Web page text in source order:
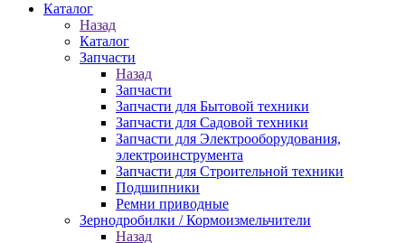
Каталог
Назад
Каталог
Запчасти
Назад
Запчасти
Запчасти для Бытовой техники
Запчасти для Садовой техники
Запчасти для Электрооборудования,
электроинструмента
Запчасти для Строительной техники
Подшипники
Ремни приводные
Зернодробилки / Кормоизмельчители
Назад